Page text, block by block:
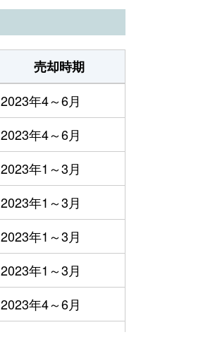
売却時期
2023年4～6月
2023年4～6月
2023年1～3月
2023年1～3月
2023年1～3月
2023年1～3月
2023年4～6月